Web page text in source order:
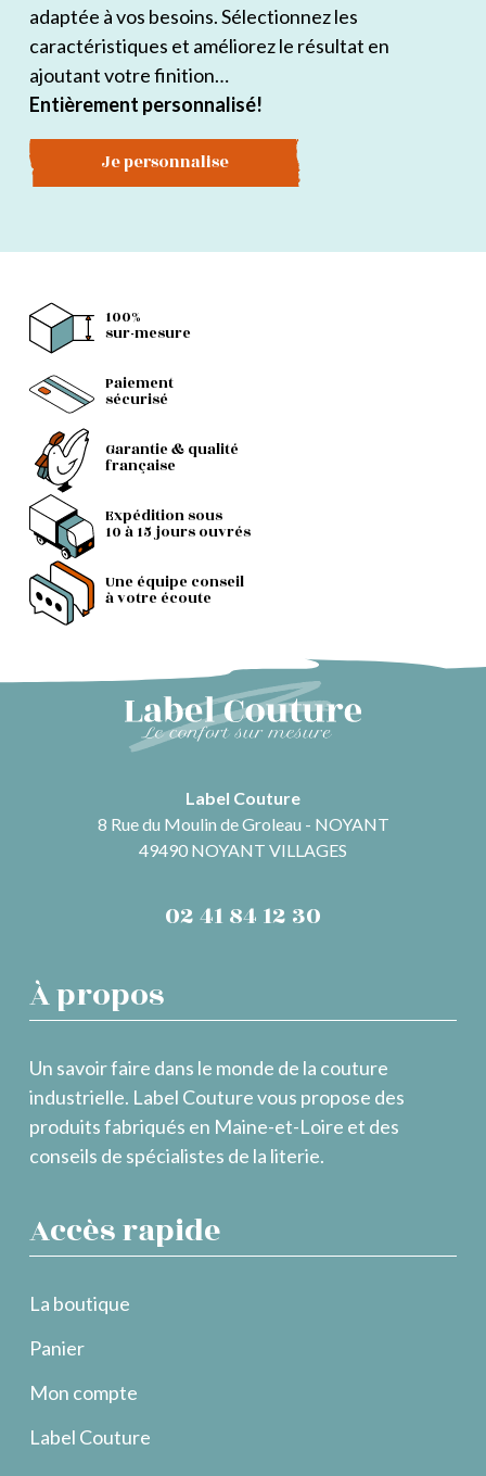
adaptée à vos besoins. Sélectionnez les
caractéristiques et améliorez le résultat en
ajoutant votre finition…
Entièrement personnalisé!
Je personnalise
100%
sur-mesure
Paiement
sécurisé
Garantie & qualité
française
Expédition sous
10 à 15 jours ouvrés
Une équipe conseil
à votre écoute
Label Couture
8 Rue du Moulin de Groleau - NOYANT
49490 NOYANT VILLAGES
02 41 84 12 30
À propos
Un savoir faire dans le monde de la couture
industrielle. Label Couture vous propose des
produits fabriqués en Maine-et-Loire et des
conseils de spécialistes de la literie.
Accès rapide
La boutique
Panier
Mon compte
Label Couture